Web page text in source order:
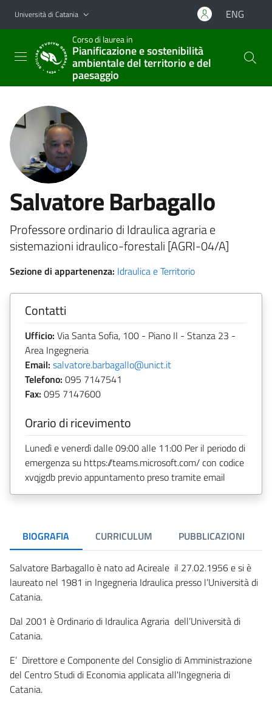
Vai al contenuto principale
Vai al menu di navigazione
Università di Catania ENG
Corso di laurea in
Pianificazione e sostenibilità
ambientale del territorio e del
paesaggio
Salvatore Barbagallo
Professore ordinario di Idraulica agraria e
sistemazioni idraulico-forestali [AGRI-04/A]
Sezione di appartenenza: Idraulica e Territorio
Contatti
Ufficio: Via Santa Sofia, 100 - Piano II - Stanza 23 -
Area Ingegneria
Email: salvatore.barbagallo@unict.it
Telefono: 095 7147541
Fax: 095 7147600
Orario di ricevimento
Lunedì e venerdì dalle 09:00 alle 11:00 Per il periodo di
emergenza su https://teams.microsoft.com/ con codice
xvqjgdb previo appuntamento preso tramite email
BIOGRAFIA CURRICULUM PUBBLICAZIONI
Salvatore Barbagallo è nato ad Acireale il 27.02.1956 e si è
laureato nel 1981 in Ingegneria Idraulica presso l’Università di
Catania.
Dal 2001 è Ordinario di Idraulica Agraria dell’Università di
Catania.
E’ Direttore e Componente del Consiglio di Amministrazione
del Centro Studi di Economia applicata all'Ingegneria di
Catania.